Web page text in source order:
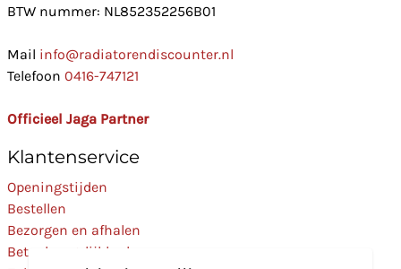
BTW nummer: NL852352256B01
Mail info@radiatorendiscounter.nl
Telefoon 0416-747121
Officieel Jaga Partner
Klantenservice
Openingstijden
Bestellen
Bezorgen en afhalen
Betaalmogelijkheden